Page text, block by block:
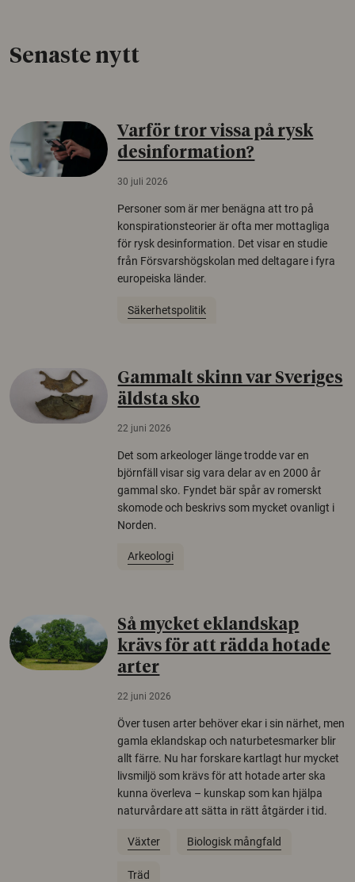
Senaste nytt
Varför tror vissa på rysk
desinformation?
30 juli 2026
Personer som är mer benägna att tro på
konspirationsteorier är ofta mer mottagliga
för rysk desinformation. Det visar en studie
från Försvarshögskolan med deltagare i fyra
europeiska länder.
Säkerhetspolitik
Gammalt skinn var Sveriges
äldsta sko
22 juni 2026
Det som arkeologer länge trodde var en
björnfäll visar sig vara delar av en 2000 år
gammal sko. Fyndet bär spår av romerskt
skomode och beskrivs som mycket ovanligt i
Norden.
Arkeologi
Så mycket eklandskap
krävs för att rädda hotade
arter
22 juni 2026
Över tusen arter behöver ekar i sin närhet, men
gamla eklandskap och naturbetesmarker blir
allt färre. Nu har forskare kartlagt hur mycket
livsmiljö som krävs för att hotade arter ska
kunna överleva – kunskap som kan hjälpa
naturvårdare att sätta in rätt åtgärder i tid.
Växter Biologisk mångfald
Träd